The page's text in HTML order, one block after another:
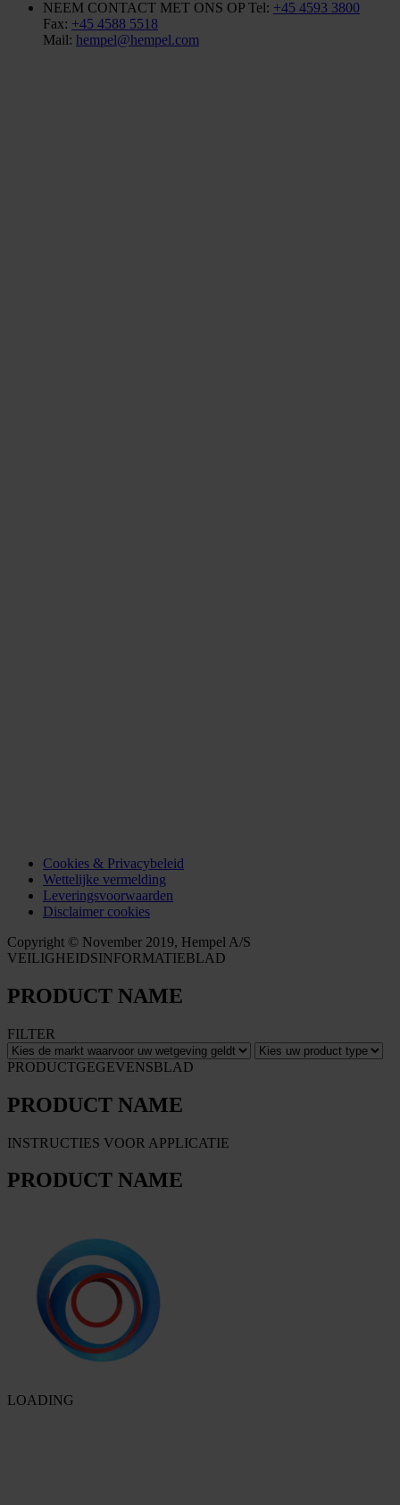
NEEM CONTACT MET ONS OP Tel: +45 4593 3800
Fax: +45 4588 5518
Mail: hempel@hempel.com
Cookies & Privacybeleid
Wettelijke vermelding
Leveringsvoorwaarden
Disclaimer cookies
Copyright © November 2019, Hempel A/S
VEILIGHEIDSINFORMATIEBLAD
PRODUCT NAME
FILTER
PRODUCTGEGEVENSBLAD
PRODUCT NAME
INSTRUCTIES VOOR APPLICATIE
PRODUCT NAME
LOADING